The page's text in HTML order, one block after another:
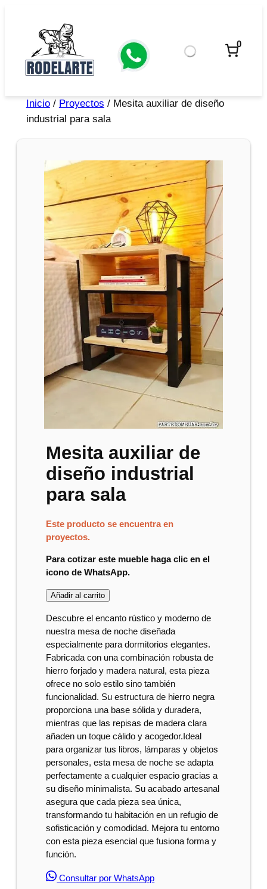
0
Inicio/ Proyectos / Mesita auxiliar de diseño
industrial para sala
Mesita auxiliar de
diseño industrial
para sala
Este producto se encuentra en
proyectos.
Para cotizar este mueble haga clic en el
icono de WhatsApp.
Añadir al carrito
Descubre el encanto rústico y moderno de
nuestra mesa de noche diseñada
especialmente para dormitorios elegantes.
Fabricada con una combinación robusta de
hierro forjado y madera natural, esta pieza
ofrece no solo estilo sino también
funcionalidad. Su estructura de hierro negra
proporciona una base sólida y duradera,
mientras que las repisas de madera clara
añaden un toque cálido y acogedor.Ideal
para organizar tus libros, lámparas y objetos
personales, esta mesa de noche se adapta
perfectamente a cualquier espacio gracias a
su diseño minimalista. Su acabado artesanal
asegura que cada pieza sea única,
transformando tu habitación en un refugio de
sofisticación y comodidad. Mejora tu entorno
con esta pieza esencial que fusiona forma y
función.
Consultar por WhatsApp